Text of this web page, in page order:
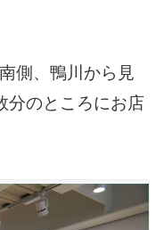
側、鴨川から見
分のところにお店